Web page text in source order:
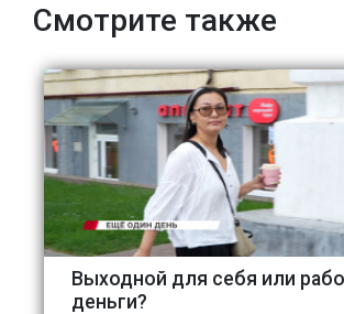
Смотрите также
Выходной для себя или
деньги?